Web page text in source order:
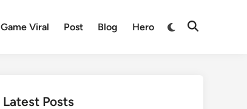
Game Viral Post Blog Hero
Latest Posts